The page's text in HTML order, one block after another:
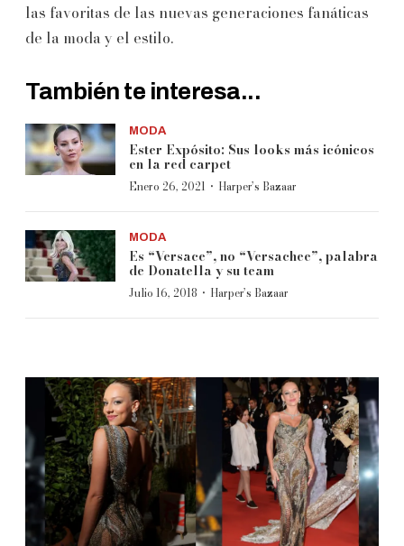
las favoritas de las nuevas generaciones fanáticas
de la moda y el estilo.
También te interesa...
MODA
Ester Expósito: Sus looks más icónicos
en la red carpet
Enero 26, 2021 · Harper’s Bazaar
MODA
Es “Versace”, no “Versachee”, palabra
de Donatella y su team
Julio 16, 2018 · Harper’s Bazaar